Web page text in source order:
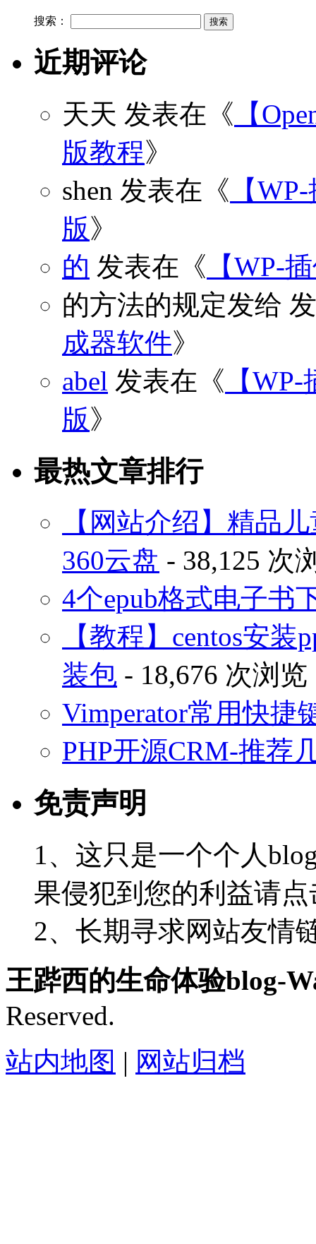
搜索：
近期评论
天天 发表在《 【
版教程》
shen 发表在《 【
版》
的 发表在《 【WP-
的方法的规定发给
成器软件》
abel 发表在《 【
版》
最热文章排行
【网站介绍】精品
360云盘 - 38,125 次
4个epub格式电子书
【教程】centos安
装包 - 18,676 次浏览
Vimperator常用快捷
PHP开源CRM-推荐
免责声明
1、这只是一个个人
果侵犯到您的利益请
2、长期寻求网站友情
王跸西的生命体验blog-
Reserved.
站内地图 | 网站归档